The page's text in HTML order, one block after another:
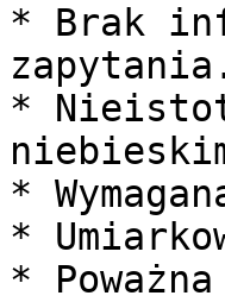
* Brak
*
*
*
*